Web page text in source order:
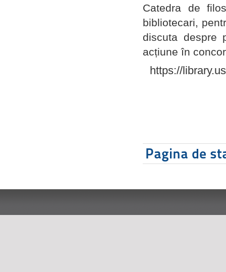
Catedra de
bibliotecari,
discuta despre
acțiune în
https://
Pagina de